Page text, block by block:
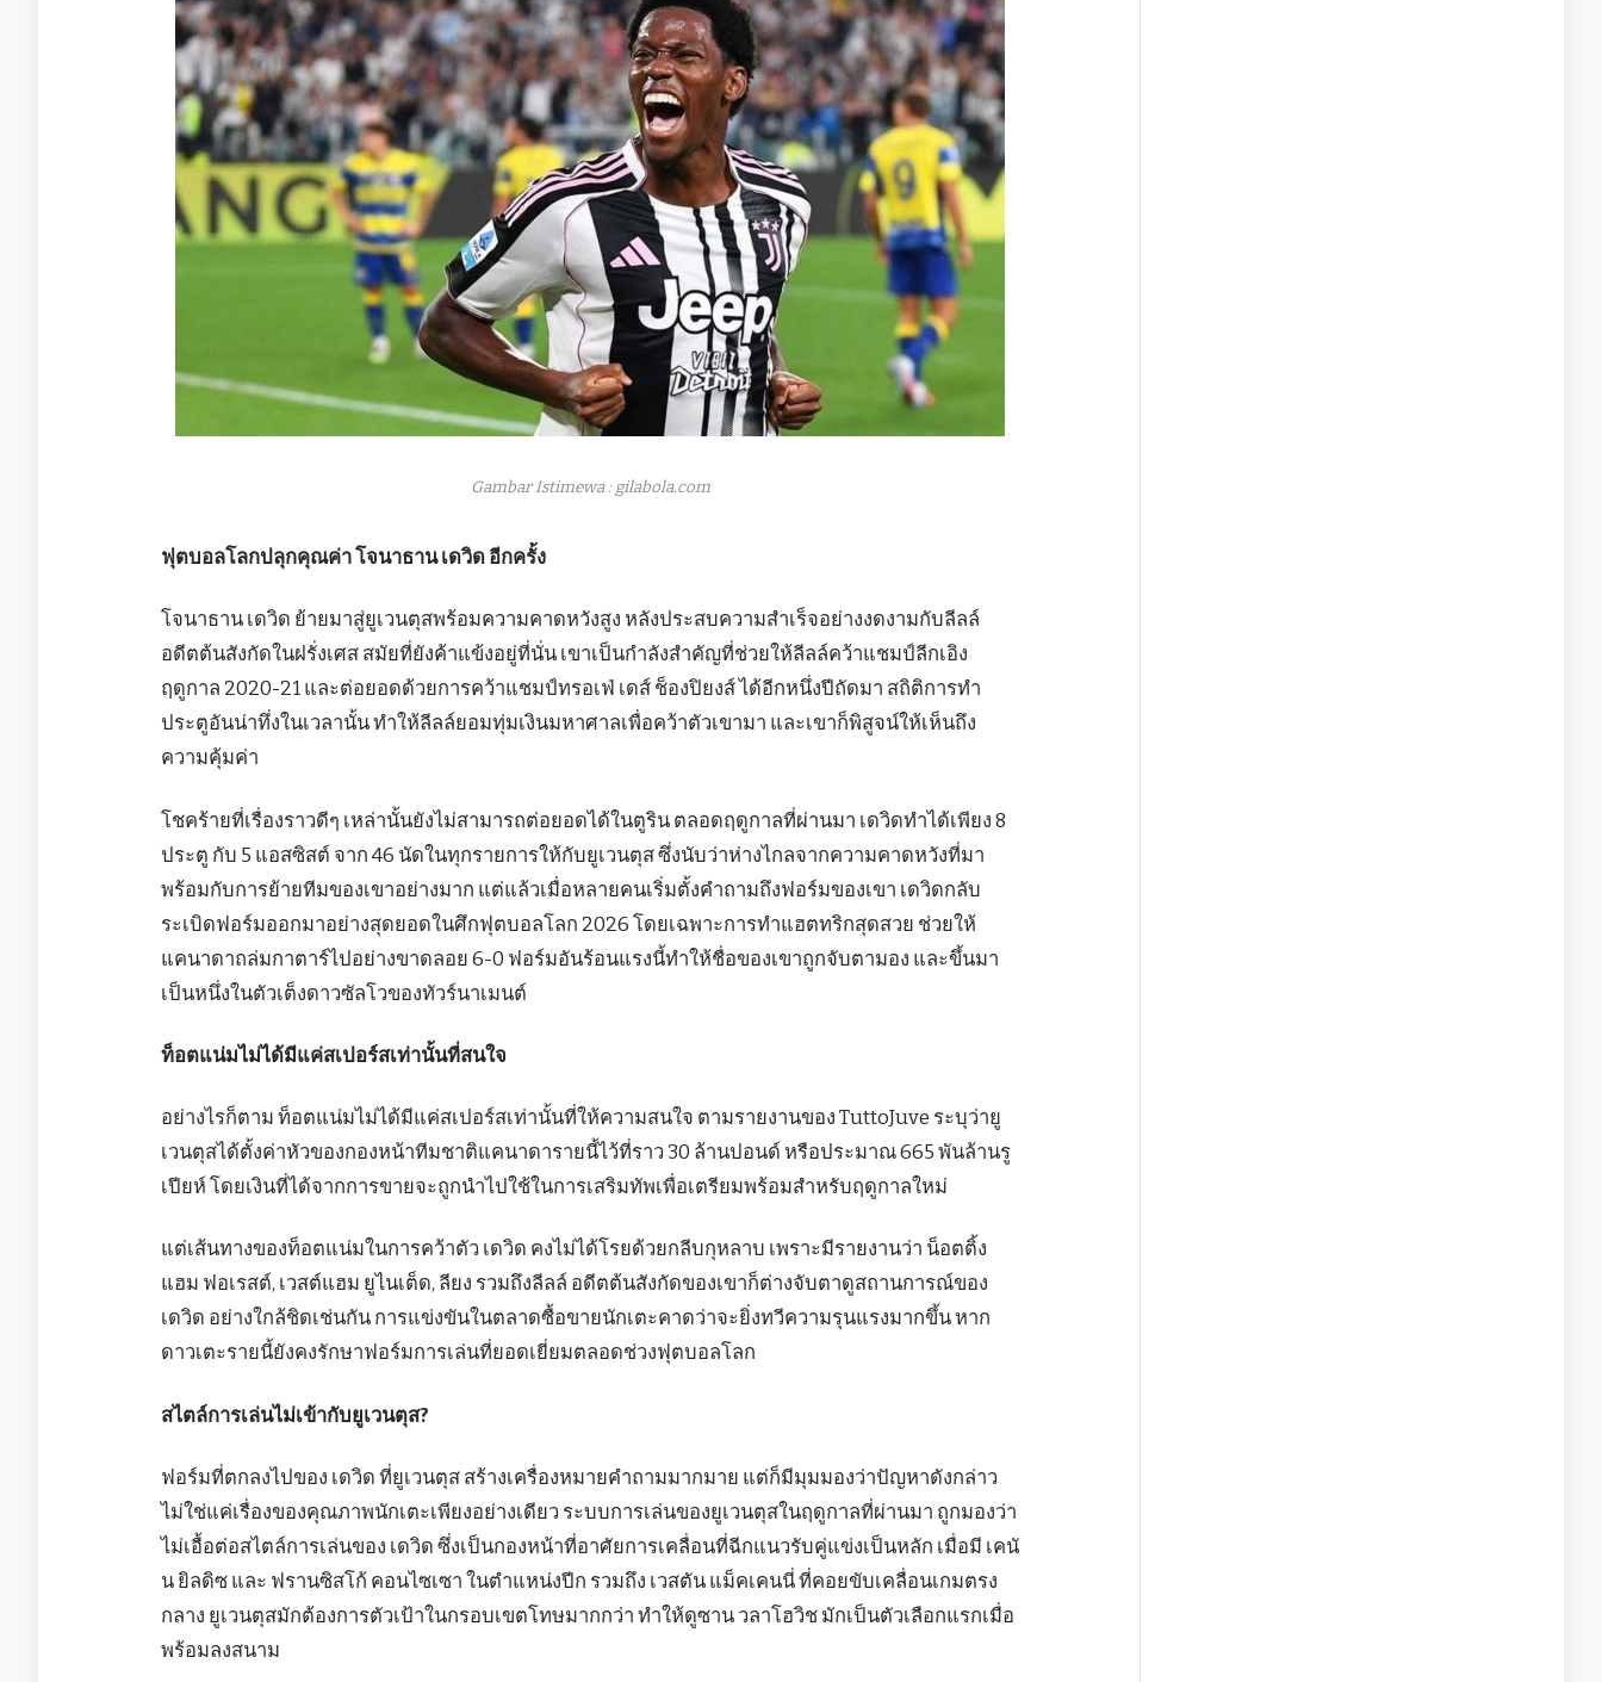
Gambar Istimewa : gilabola.com
ฟุตบอลโลกปลุกคุณค่า โจนาธาน เดวิด อีกครั้ง
โจนาธาน เดวิด ย้ายมาสู่ยูเวนตุสพร้อมความคาดหวังสูง หลังประสบความสำเร็จอย่างงดงามกับลีลล์
อดีตต้นสังกัดในฝรั่งเศส สมัยที่ยังค้าแข้งอยู่ที่นั่น เขาเป็นกำลังสำคัญที่ช่วยให้ลีลล์คว้าแชมป์ลีกเอิง
ฤดูกาล 2020-21 และต่อยอดด้วยการคว้าแชมป์ทรอเฟ่ เดส์ ช็องปิยงส์ ได้อีกหนึ่งปีถัดมา สถิติการทำ
ประตูอันน่าทึ่งในเวลานั้น ทำให้ลีลล์ยอมทุ่มเงินมหาศาลเพื่อคว้าตัวเขามา และเขาก็พิสูจน์ให้เห็นถึง
ความคุ้มค่า
โชคร้ายที่เรื่องราวดีๆ เหล่านั้นยังไม่สามารถต่อยอดได้ในตูริน ตลอดฤดูกาลที่ผ่านมา เดวิดทำได้เพียง 8
ประตู กับ 5 แอสซิสต์ จาก 46 นัดในทุกรายการให้กับยูเวนตุส ซึ่งนับว่าห่างไกลจากความคาดหวังที่มา
พร้อมกับการย้ายทีมของเขาอย่างมาก แต่แล้วเมื่อหลายคนเริ่มตั้งคำถามถึงฟอร์มของเขา เดวิดกลับ
ระเบิดฟอร์มออกมาอย่างสุดยอดในศึกฟุตบอลโลก 2026 โดยเฉพาะการทำแฮตทริกสุดสวย ช่วยให้
แคนาดาถล่มกาตาร์ไปอย่างขาดลอย 6-0 ฟอร์มอันร้อนแรงนี้ทำให้ชื่อของเขาถูกจับตามอง และขึ้นมา
เป็นหนึ่งในตัวเต็งดาวซัลโวของทัวร์นาเมนต์
ท็อตแน่มไม่ได้มีแค่สเปอร์สเท่านั้นที่สนใจ
อย่างไรก็ตาม ท็อตแน่มไม่ได้มีแค่สเปอร์สเท่านั้นที่ให้ความสนใจ ตามรายงานของ TuttoJuve ระบุว่ายู
เวนตุสได้ตั้งค่าหัวของกองหน้าทีมชาติแคนาดารายนี้ไว้ที่ราว 30 ล้านปอนด์ หรือประมาณ 665 พันล้านรู
เปียห์ โดยเงินที่ได้จากการขายจะถูกนำไปใช้ในการเสริมทัพเพื่อเตรียมพร้อมสำหรับฤดูกาลใหม่
แต่เส้นทางของท็อตแน่มในการคว้าตัว เดวิด คงไม่ได้โรยด้วยกลีบกุหลาบ เพราะมีรายงานว่า น็อตติ้ง
แฮม ฟอเรสต์, เวสต์แฮม ยูไนเต็ด, ลียง รวมถึงลีลล์ อดีตต้นสังกัดของเขาก็ต่างจับตาดูสถานการณ์ของ
เดวิด อย่างใกล้ชิดเช่นกัน การแข่งขันในตลาดซื้อขายนักเตะคาดว่าจะยิ่งทวีความรุนแรงมากขึ้น หาก
ดาวเตะรายนี้ยังคงรักษาฟอร์มการเล่นที่ยอดเยี่ยมตลอดช่วงฟุตบอลโลก
สไตล์การเล่นไม่เข้ากับยูเวนตุส?
ฟอร์มที่ตกลงไปของ เดวิด ที่ยูเวนตุส สร้างเครื่องหมายคำถามมากมาย แต่ก็มีมุมมองว่าปัญหาดังกล่าว
ไม่ใช่แค่เรื่องของคุณภาพนักเตะเพียงอย่างเดียว ระบบการเล่นของยูเวนตุสในฤดูกาลที่ผ่านมา ถูกมองว่า
ไม่เอื้อต่อสไตล์การเล่นของ เดวิด ซึ่งเป็นกองหน้าที่อาศัยการเคลื่อนที่ฉีกแนวรับคู่แข่งเป็นหลัก เมื่อมี เคนั
น ยิลดิซ และ ฟรานซิสโก้ คอนไซเซา ในตำแหน่งปีก รวมถึง เวสตัน แม็คเคนนี่ ที่คอยขับเคลื่อนเกมตรง
กลาง ยูเวนตุสมักต้องการตัวเป้าในกรอบเขตโทษมากกว่า ทำให้ดูซาน วลาโฮวิช มักเป็นตัวเลือกแรกเมื่อ
พร้อมลงสนาม